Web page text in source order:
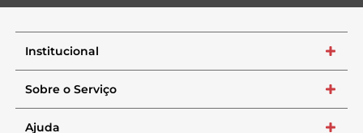
Institucional +
Sobre o Serviço +
Ajuda +